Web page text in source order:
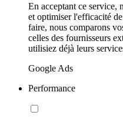
En acceptant ce service,
et optimiser l'efficacité
faire, nous comparons
celles des fournisseurs
utilisiez déjà leurs
Google Ads
Performance